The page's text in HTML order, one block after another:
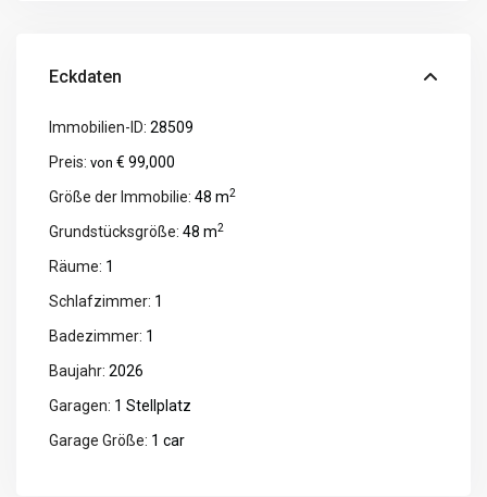
Eckdaten
Immobilien-ID: 28509
Preis: von € 99,000
Größe der Immobilie: 48 m2
Grundstücksgröße: 48 m2
Räume: 1
Schlafzimmer: 1
Badezimmer: 1
Baujahr: 2026
Garagen: 1 Stellplatz
Garage Größe: 1 car